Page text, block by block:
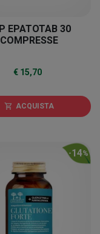
EPATOTAB 30
COMPRESSE
€ 15,70
shopping_cart ACQUISTA
-14%